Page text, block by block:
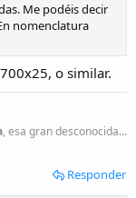
Me podéis decir
nomenclatura
o similar.
, esa gran desconocida...
Responder